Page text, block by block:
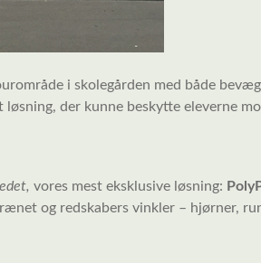
i skolegården med både
der kunne beskytte eleverne
vores mest eksklusive løsning:
og redskabers vinkler – hjørner,